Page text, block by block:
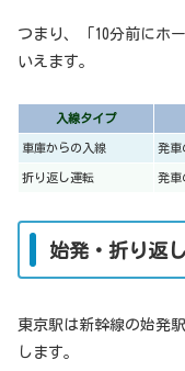
つまり、「10分前にホ
いえます。
入線タイプ
車庫からの入線 発車
折り返し運転 発車
始発・折り返
東京駅は新幹線の始発
します。